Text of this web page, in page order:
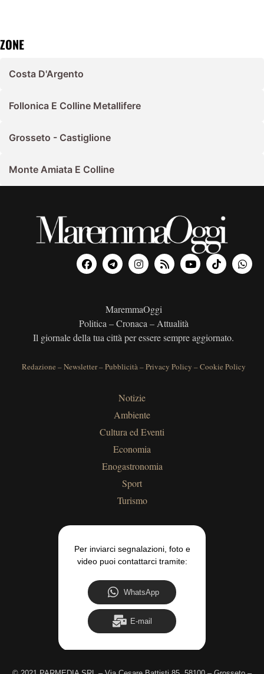
ZONE
Costa D'Argento
Follonica E Colline Metallifere
Grosseto - Castiglione
Monte Amiata E Colline
MaremmaOggi
Politica – Cronaca – Attualità
Il giornale della tua città per essere sempre aggiornato.
Redazione –Newsletter–Pubblicità–Privacy Policy –Cookie Policy
Notizie
Ambiente
Cultura ed Eventi
Economia
Enogastronomia
Sport
Turismo
Per inviarci segnalazioni, foto e
video puoi contattarci tramite:
WhatsApp
E-mail